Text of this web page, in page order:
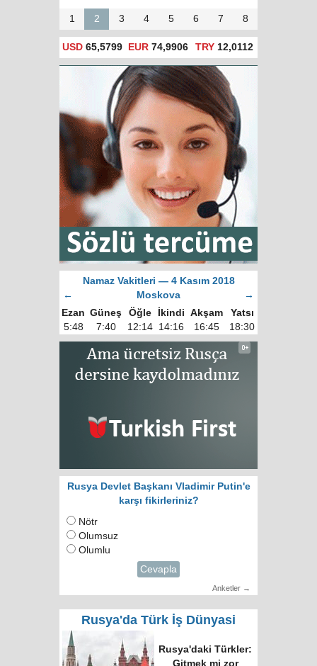
1 2 3 4 5 6 7 8
USD 65,5799 EUR 74,9906 TRY 12,0112
Namaz Vakitleri — 4 Kasım 2018
←
Moskova
→
Ezan Güneş Öğle İkindi Akşam
Yatsı
5:48
7:40 12:14 14:16 16:45 18:30
Rusya Devlet Başkanı Vladimir Putin'e
karşı fikirleriniz?
Nötr
Olumsuz
Olumlu
Cevapla
Anketler →
Rusya'da Türk İş Dünyasi
Rusya'daki Türkler:
Gitmek mi zor